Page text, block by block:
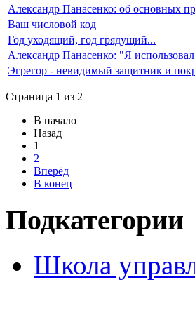
Александр Панасенко: об основных
Ваш числовой код
Год уходящий, год грядущий...
Александр Панасенко: "Я
Эгрегор - невидимый защитник и
Страница 1 из 2
В начало
Назад
1
2
Вперёд
В конец
Подкатегории
Школа